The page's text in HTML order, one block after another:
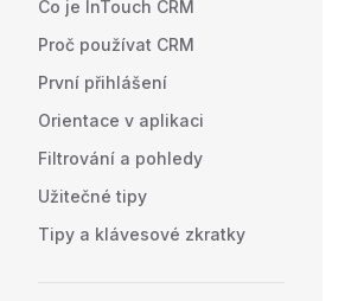
Co je InTouch CRM
Proč používat CRM
První přihlášení
Orientace v aplikaci
Filtrování a pohledy
Užitečné tipy
Tipy a klávesové zkratky